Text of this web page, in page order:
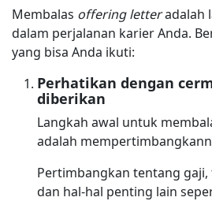
Membalas offering letteradalah
dalam perjalanan karier Anda.
yang bisa Anda ikuti:
Perhatikan dengan
diberikan
Langkah awal untuk
adalah
Pertimbangkan tentang gaji,
dan hal-hal penting lain